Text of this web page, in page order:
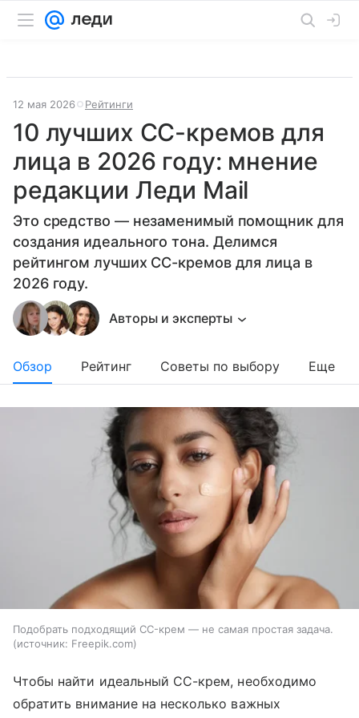
12 мая 2026 Рейтинги
10 лучших CC-кремов для
лица в 2026 году: мнение
редакции Леди Mail
Это средство — незаменимый помощник для
создания идеального тона. Делимся
рейтингом лучших CC-кремов для лица в
2026 году.
Авторы и эксперты
Обзор Рейтинг Советы по выбору Еще
Подобрать подходящий CC-крем — не самая простая задача.
источник: Freepik.com
Чтобы найти идеальный CC-крем, необходимо
обратить внимание на несколько важных